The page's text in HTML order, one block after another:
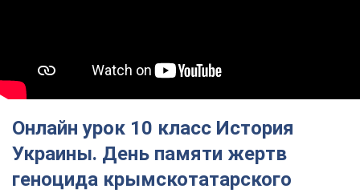
Онлайн урок 10 класс История
Украины. День памяти жертв
геноцида крымскотатарского